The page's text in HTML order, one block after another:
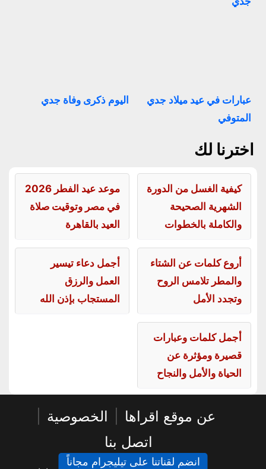
عبارات في عيد ميلاد جدي
المتوفي
اليوم ذكرى وفاة جدي
اخترنا لك
كيفية الغسل من الدورة
الشهرية الصحيحة
والكاملة بالخطوات
موعد عيد الفطر 2026
في مصر وتوقيت صلاة
العيد بالقاهرة
أروع كلمات عن الشتاء
والمطر تلامس الروح
وتجدد الأمل
أجمل دعاء تيسير
العمل والرزق
المستجاب بإذن الله
أجمل كلمات وعبارات
قصيرة ومؤثرة عن
الحياة والأمل والنجاح
عن موقع اقراها الخصوصية
اتصل بنا
انضم لقناتنا على تيليجرام مجاناً